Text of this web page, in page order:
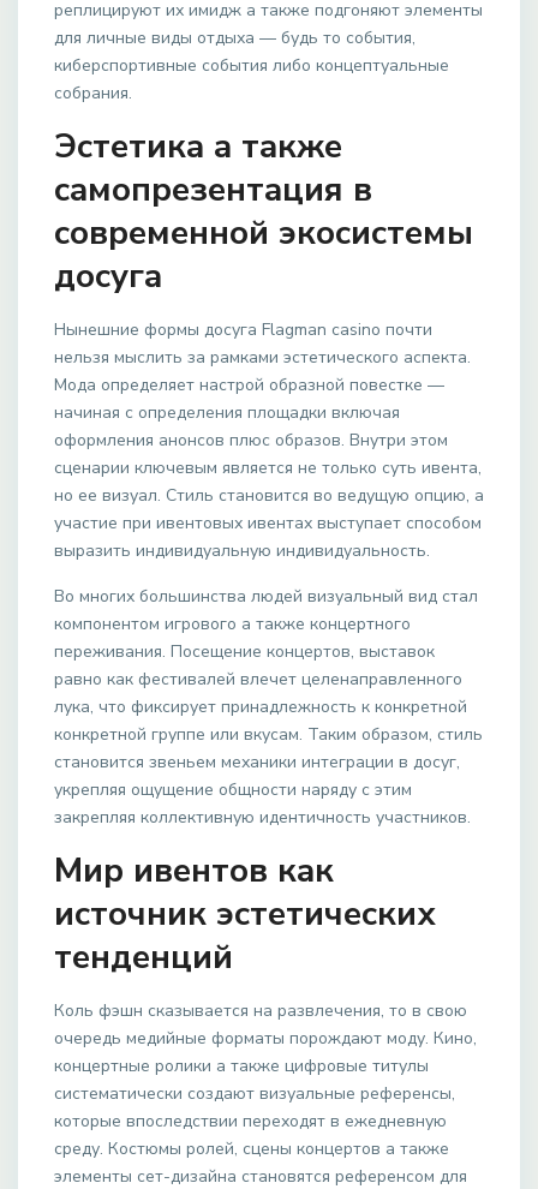
реплицируют их имидж а также подгоняют элементы
для личные виды отдыха — будь то события,
киберспортивные события либо концептуальные
собрания.
Эстетика а также
самопрезентация в
современной экосистемы
досуга
Нынешние формы досуга Flagman casino почти
нельзя мыслить за рамками эстетического аспекта.
Мода определяет настрой образной повестке —
начиная с определения площадки включая
оформления анонсов плюс образов. Внутри этом
сценарии ключевым является не только суть ивента,
но ее визуал. Стиль становится во ведущую опцию, а
участие при ивентовых ивентах выступает способом
выразить индивидуальную индивидуальность.
Во многих большинства людей визуальный вид стал
компонентом игрового а также концертного
переживания. Посещение концертов, выставок
равно как фестивалей влечет целенаправленного
лука, что фиксирует принадлежность к конкретной
конкретной группе или вкусам. Таким образом, стиль
становится звеньем механики интеграции в досуг,
укрепляя ощущение общности наряду с этим
закрепляя коллективную идентичность участников.
Мир ивентов как
источник эстетических
тенденций
Коль фэшн сказывается на развлечения, то в свою
очередь медийные форматы порождают моду. Кино,
концертные ролики а также цифровые титулы
систематически создают визуальные референсы,
которые впоследствии переходят в ежедневную
среду. Костюмы ролей, сцены концертов а также
элементы сет-дизайна становятся референсом для